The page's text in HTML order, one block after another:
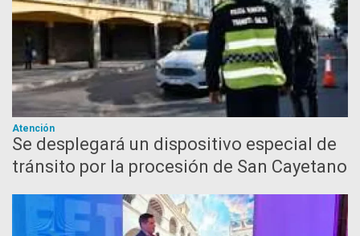
Atención
Se desplegará un dispositivo especial de
tránsito por la procesión de San Cayetano